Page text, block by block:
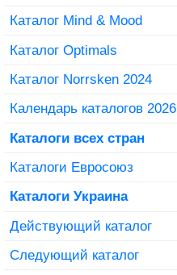
Каталог Mind & Mood
Каталог Optimals
Каталог Norrsken 2024
Календарь каталогов 2026
Каталоги всех стран
Каталоги Евросоюз
Каталоги Украина
Действующий каталог
Следующий каталог